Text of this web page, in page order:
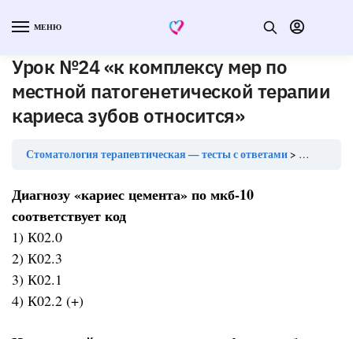
МЕНЮ
Урок №24 «к комплексу мер по
местной патогенетической терапии
кариеса зубов относится»
Стоматология терапевтическая — тесты с ответами Урок №24
Диагнозу «кариес цемента» по мкб-10
соответствует код
1) К02.0
2) К02.3
3) К02.1
4) К02.2 (+)